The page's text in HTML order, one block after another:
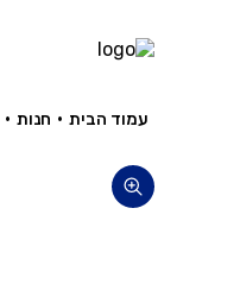
עמוד הבית • חנות •